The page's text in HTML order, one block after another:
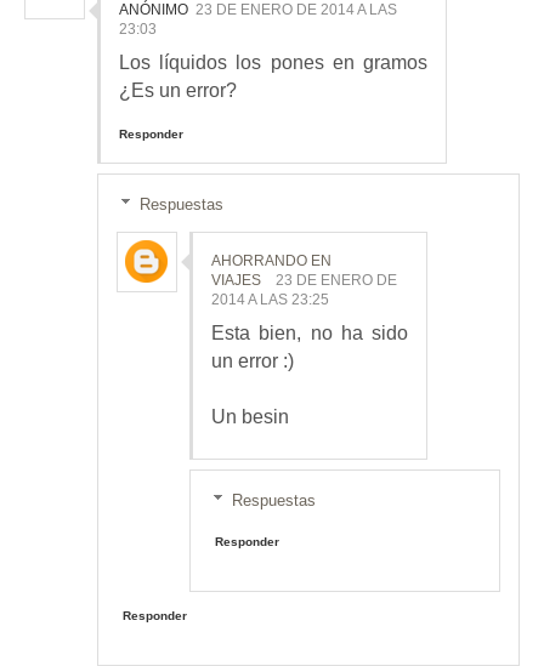
ANÓNIMO 23 DE ENERO DE 2014 A LAS
23:03
Los líquidos los pones en gramos
¿Es un error?
Responder
Respuestas
AHORRANDO EN
VIAJES
23 DE ENERO DE
2014 A LAS 23:25
Esta bien, no ha sido
un error :)
Un besin
Respuestas
Responder
Responder